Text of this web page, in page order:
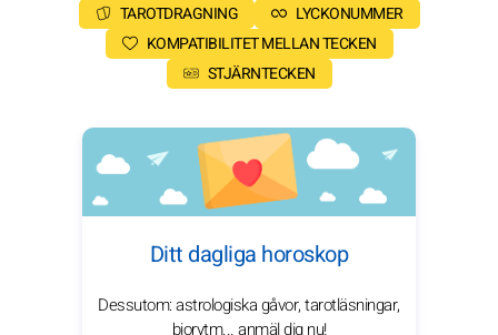
TAROTDRAGNING
LYCKONUMMER
KOMPATIBILITET MELLAN TECKEN
STJÄRNTECKEN
Ditt dagliga horoskop
Dessutom: astrologiska gåvor, tarotläsningar,
biorytm... anmäl dig nu!